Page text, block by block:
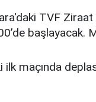
TVF
başlayacak.
ilk maçında